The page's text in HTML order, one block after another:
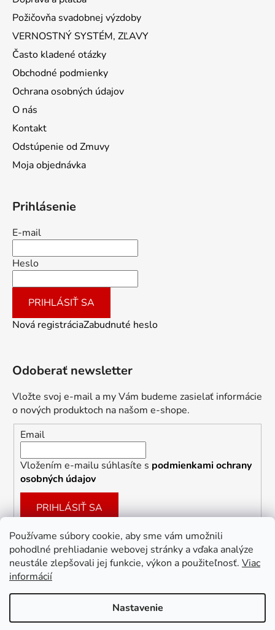
Používame súbory cookie, aby sme vám umožnili
pohodlné prehliadanie webovej stránky a vďaka analýze
neustále zlepšovali jej funkcie, výkon a použiteľnosť. Viac
informácií
Nastavenie
Požičovňa svadobnej výzdoby
VERNOSTNÝ SYSTÉM, ZĽAVY
Často kladené otázky
Obchodné podmienky
Ochrana osobných údajov
O nás
Kontakt
Odstúpenie od Zmuvy
Moja objednávka
Prihlásenie
E-mail
Heslo
PRIHLÁSIŤ SA
Nová registráciaZabudnuté heslo
Odoberať newsletter
Vložte svoj e-mail a my Vám budeme zasielať informácie
o nových produktoch na našom e-shope.
Email
Vložením e-mailu súhlasíte s podmienkami ochrany
osobných údajov
PRIHLÁSIŤ SA
Facebook